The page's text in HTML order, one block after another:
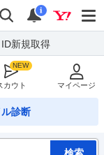
検索
通知
i
ID新規取得
カウト マイページ
診断